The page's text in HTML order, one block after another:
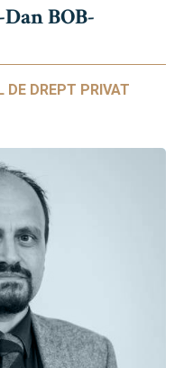
BOB-
DE DREPT PRIVAT